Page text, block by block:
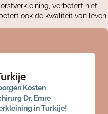
verbetert niet
ook de kwaliteit van leven
Kosten
Dr. Emre
in Turkije!